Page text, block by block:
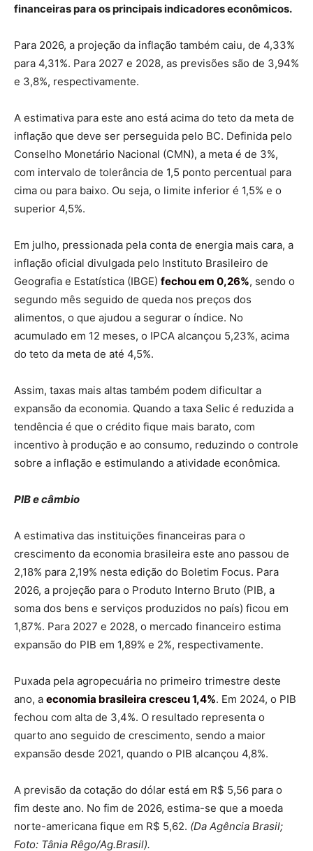
financeiras para os principais indicadores econômicos.
Para 2026, a projeção da inflação também caiu, de 4,33%
para 4,31%. Para 2027 e 2028, as previsões são de 3,94%
e 3,8%, respectivamente.
A estimativa para este ano está acima do teto da meta de
inflação que deve ser perseguida pelo BC. Definida pelo
Conselho Monetário Nacional (CMN), a meta é de 3%,
com intervalo de tolerância de 1,5 ponto percentual para
cima ou para baixo. Ou seja, o limite inferior é 1,5% e o
superior 4,5%.
Em julho, pressionada pela conta de energia mais cara, a
inflação oficial divulgada pelo Instituto Brasileiro de
Geografia e Estatística (IBGE) fechou em 0,26%, sendo o
segundo mês seguido de queda nos preços dos
alimentos, o que ajudou a segurar o índice. No
acumulado em 12 meses, o IPCA alcançou 5,23%, acima
do teto da meta de até 4,5%.
Assim, taxas mais altas também podem dificultar a
expansão da economia. Quando a taxa Selic é reduzida a
tendência é que o crédito fique mais barato, com
incentivo à produção e ao consumo, reduzindo o controle
sobre a inflação e estimulando a atividade econômica.
PIB e câmbio
A estimativa das instituições financeiras para o
crescimento da economia brasileira este ano passou de
2,18% para 2,19% nesta edição do Boletim Focus. Para
2026, a projeção para o Produto Interno Bruto (PIB, a
soma dos bens e serviços produzidos no país) ficou em
1,87%. Para 2027 e 2028, o mercado financeiro estima
expansão do PIB em 1,89% e 2%, respectivamente.
Puxada pela agropecuária no primeiro trimestre deste
ano, a economia brasileira cresceu 1,4%. Em 2024, o PIB
fechou com alta de 3,4%. O resultado representa o
quarto ano seguido de crescimento, sendo a maior
expansão desde 2021, quando o PIB alcançou 4,8%.
A previsão da cotação do dólar está em R$ 5,56 para o
fim deste ano. No fim de 2026, estima-se que a moeda
norte-americana fique em R$ 5,62. (Da Agência Brasil;
Foto: Tânia Rêgo/Ag.Brasil).